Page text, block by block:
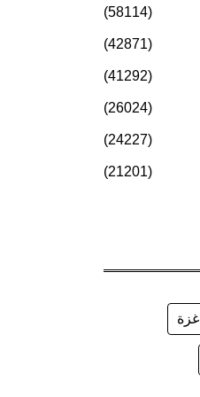
(58114)
(42871)
(41292)
(26024)
(24227)
(21201)
غزة